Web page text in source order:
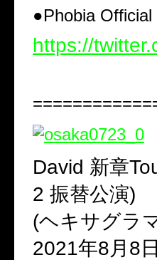
●Phobia Official
https://
David 新章
2 振替公演)
(ヘキサグラ
2021年8月8